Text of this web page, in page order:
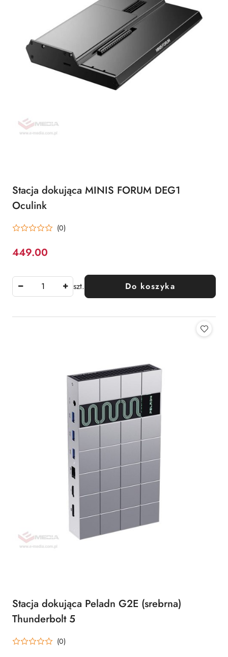
Stacja dokująca MINIS FORUM DEG1
Oculink
(0)
Cena:
449.00
szt. Do koszyka
Stacja dokująca Peladn G2E (srebrna)
Thunderbolt 5
(0)